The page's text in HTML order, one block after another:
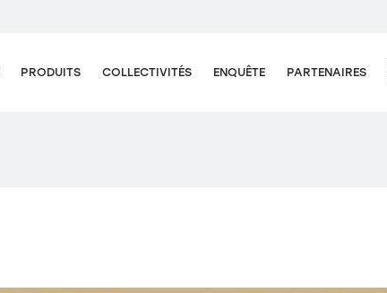
PRODUITS COLLECTIVITÉS ENQUÊTE PARTENAIRES